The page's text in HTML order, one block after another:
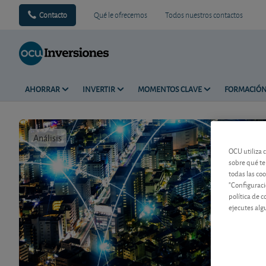
Contacto Qué le ofrecemos Todos nuestros contactos
AHORRAR INVERTIR MOMENTOS CLAVE FORMACIÓN
Análisis
OCU utiliza
sobre qué
todas las
política de
ejecutes